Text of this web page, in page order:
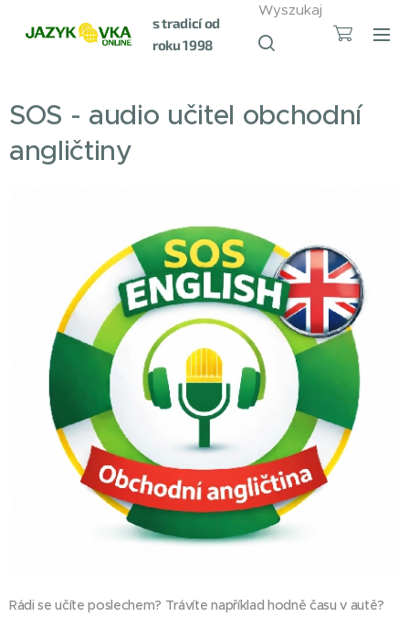
s tradicí od
roku 1998
Wyszukaj
SOS - audio učitel obchodní
angličtiny
Rádi se učíte poslechem? Trávíte například hodně času v autě?